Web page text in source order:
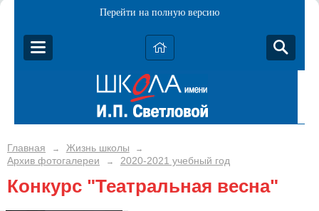
Перейти на полную версию
Главная → Жизнь школы →
Архив фотогалереи → 2020-2021 учебный год
Конкурс "Театральная весна"